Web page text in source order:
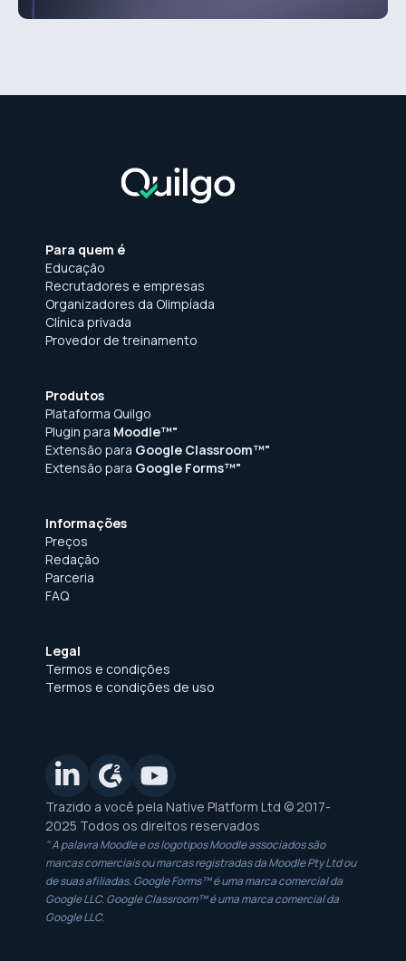
Para quem é
Educação
Recrutadores e empresas
Organizadores da Olimpíada
Clínica privada
Provedor de treinamento
Produtos
Plataforma Quilgo
Plugin para Moodle™"
Extensão para Google Classroom™"
Extensão para Google Forms™"
Informações
Preços
Redação
Parceria
FAQ
Legal
Termos e condições
Termos e condições de uso
Trazido a você pela Native Platform Ltd © 2017-
2025 Todos os direitos reservados
" A palavra Moodle e os logotipos Moodle associados são
marcas comerciais ou marcas registradas da Moodle Pty Ltd ou
de suas afiliadas. Google Forms™ é uma marca comercial da
Google LLC. Google Classroom™ é uma marca comercial da
Google LLC.